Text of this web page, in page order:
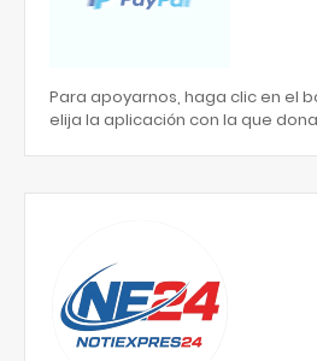
Para apoyarnos, haga clic en el
elija la aplicación con la que